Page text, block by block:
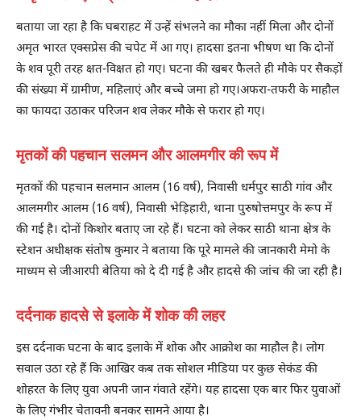
बताया जा रहा है कि घबराहट में उन्हें संभलने का मौका नहीं मिला और दोनों
अमृत भारत एक्सप्रेस की चपेट में आ गए। हादसा इतना भीषण था कि दोनों
के शव पूरी तरह क्षत-विक्षत हो गए। घटना की खबर फैलते ही मौके पर सैकड़ों
की संख्या में ग्रामीण, महिलाएं और बच्चे जमा हो गए।अफरा-तफरी के माहौल
का फायदा उठाकर परिजन शव लेकर मौके से फरार हो गए।
मृतकों की पहचान सलमन और आलमगीर की रूप में
मृतकों की पहचान सलमान आलम (16 वर्ष), निवासी धर्मपुर साठी गांव और
आलमगीर आलम (16 वर्ष), निवासी भेड़िहारी, थाना पुरुषोत्तमपुर के रूप में
की गई है। दोनों किशोर बताए जा रहे हैं। घटना को लेकर साठी थाना क्षेत्र के
स्टेशन अधीक्षक संतोष कुमार ने बताया कि पूरे मामले की जानकारी मेमो के
माध्यम से जीआरपी बेतिया को दे दी गई है और हादसे की जांच की जा रही है।
दर्दनाक हादसे से इलाके में शोक की लहर
इस दर्दनाक घटना के बाद इलाके में शोक और आक्रोश का माहौल है। लोग
सवाल उठा रहे हैं कि आखिर कब तक सोशल मीडिया पर कुछ सेकंड की
शोहरत के लिए युवा अपनी जान गंवाते रहेंगे। यह हादसा एक बार फिर युवाओं
के लिए गंभीर चेतावनी बनकर सामने आया है।